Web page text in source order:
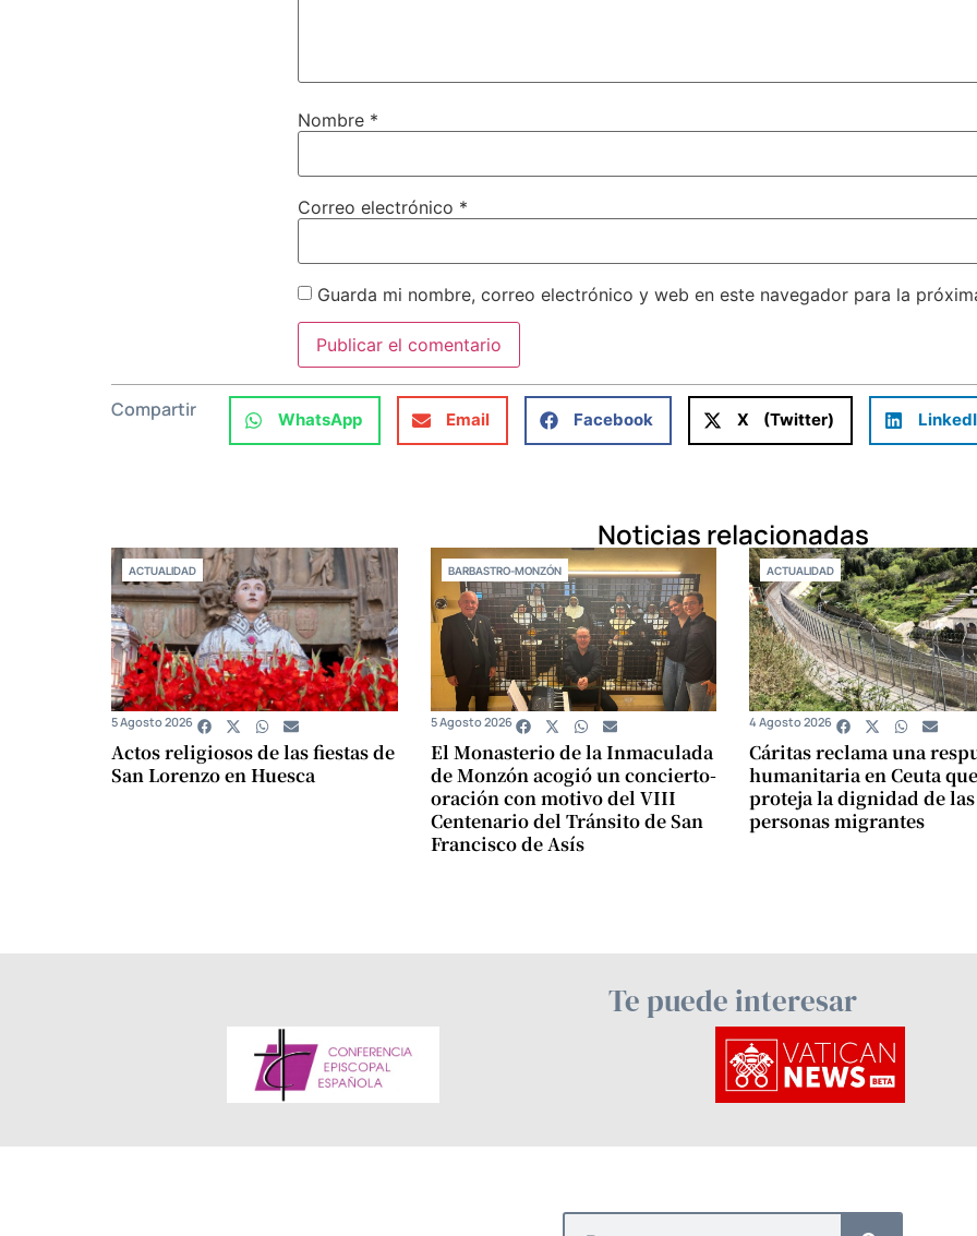
Nombre *
Correo electrónico *
Guarda mi nombre, correo electrónico y web en este navegador para la
Compartir WhatsApp Email Facebook X (Twitter)
Noticias relacionadas
ACTUALIDAD
Actos religiosos de las fiestas de
San Lorenzo en Huesca
5 Agosto 2026
BARBASTRO-MONZÓN
El Monasterio de la Inmaculada
de Monzón acogió un concierto-
oración con motivo del VIII
Centenario del Tránsito de San
Francisco de Asís
5 Agosto 2026
ACTUALIDAD
Cáritas reclama una
humanitaria en Ceuta que
proteja la dignidad de las
personas migrantes
4 Agosto 2026
Te puede interesar